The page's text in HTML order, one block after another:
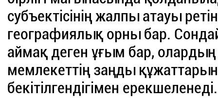
субъектісінің жалпы атауы
географиялық орны бар.
аймақ деген ұғым бар, олардың
мемлекеттің заңды
бекітілгендігімен ерекшеленеді.